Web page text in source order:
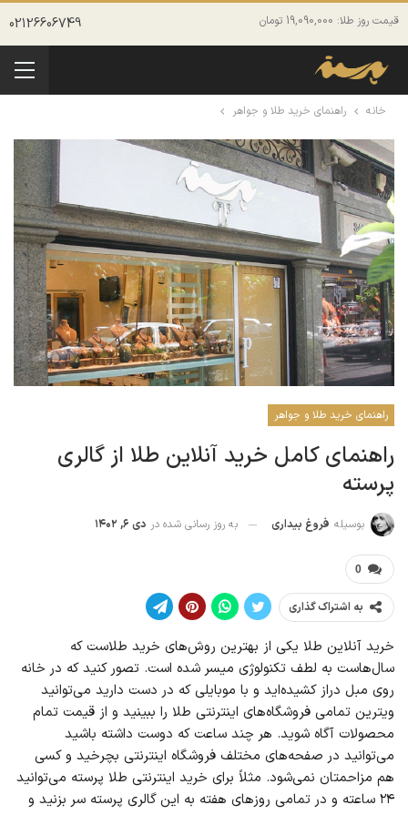
قیمت روز طلا: 19,090,000 تومان 02126606749
خانه راهنمای خرید طلا و جواهر
راهنمای خرید طلا و جواهر
راهنمای کامل خرید آنلاین طلا از گالری
پرسته
بوسیله فروغ بیداری به روز رسانی شده در دی ۶, ۱۴۰۲
0
به اشتراک گذاری
خرید آنلاین طلا یکی از بهترین روش‌های خرید طلاست که
سال‌هاست به لطف تکنولوژی میسر شده است. تصور کنید که در خانه
روی مبل دراز کشیده‌اید و با موبایلی که در دست دارید می‌توانید
ویترین تمامی فروشگاه‌های اینترنتی طلا را ببینید و از قیمت‌ تمام
محصولات آگاه شوید. هر چند ساعت که دوست داشته باشید
می‌توانید در صفحه‌های مختلف فروشگاه اینترنتی بچرخید و کسی
هم مزاحمتان نمی‌شود. مثلاً برای خرید اینترنتی طلا پرسته می‌توانید
۲۴ ساعته و در تمامی روزهای هفته به این گالری پرسته سر بزنید و